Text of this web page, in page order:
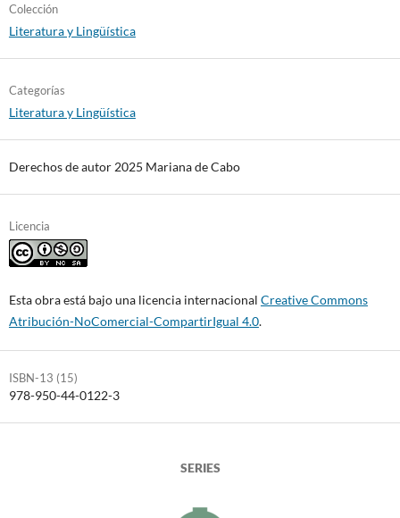
Colección
Literatura y Lingüística
Categorías
Literatura y Lingüística
Derechos de autor 2025 Mariana de Cabo
Licencia
Esta obra está bajo una licencia internacional Creative Commons
Atribución-NoComercial-CompartirIgual 4.0.
ISBN-13 (15)
978-950-44-0122-3
SERIES